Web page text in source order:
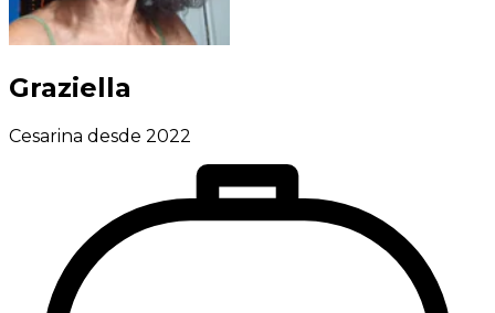
Graziella
Cesarina desde 2022